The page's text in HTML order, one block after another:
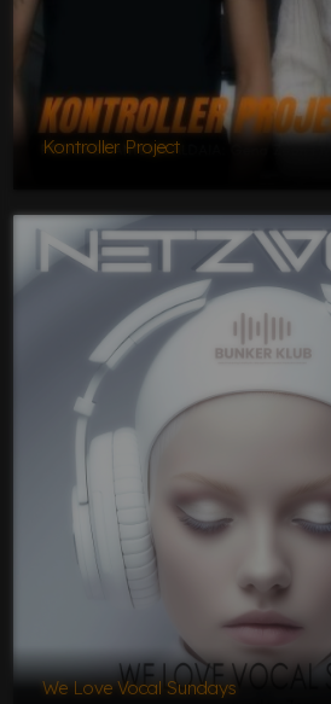
Kontroller Project
We Love Vocal Sundays